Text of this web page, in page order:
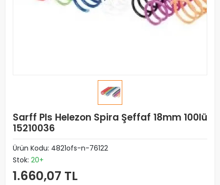
Sarff Pls Helezon Spira Şeffaf 18mm 100lü
15210036
Ürün Kodu: 4821ofs-n-76122
Stok: 20+
1.660,07 TL